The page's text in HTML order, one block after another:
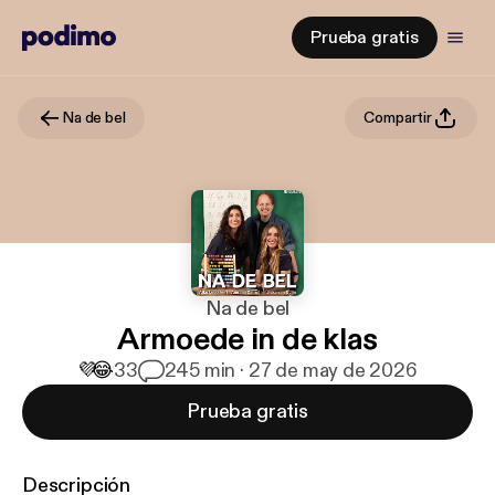
Prueba gratis
Na de bel Compartir
Na de bel
Armoede in de klas
💜😂33 245 min · 27 de may de 2026
Prueba gratis
Descripción